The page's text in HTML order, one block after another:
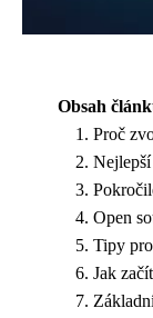
Obsah
Proč
Open
Tipy
Jak